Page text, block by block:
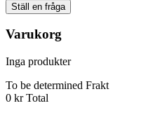
Ställ en fråga
Varukorg
Inga produkter
To be determined Frakt
0 kr Total